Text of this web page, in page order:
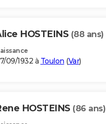
HOSTEINS (88 ans)
09/1932 à Toulon (Var)
HOSTEINS (86 ans)